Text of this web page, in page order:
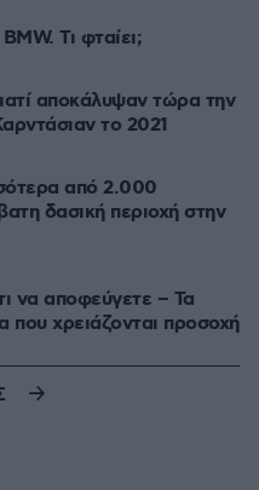
Τι φταίει;
αποκάλυψαν τώρα την
το 2021
από 2.000
δασική περιοχή στην
να αποφεύγετε – Τα
χρειάζονται προσοχή